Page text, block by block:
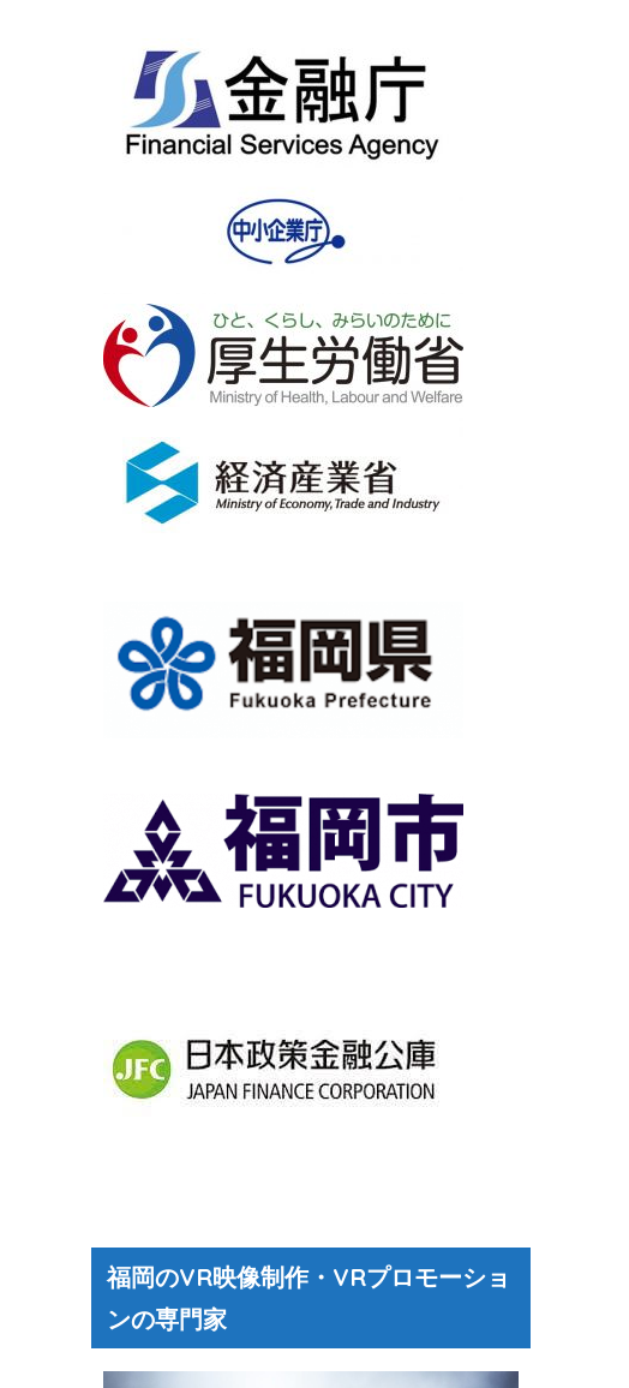
福岡のVR映像制作・VRプロモーショ
ンの専門家